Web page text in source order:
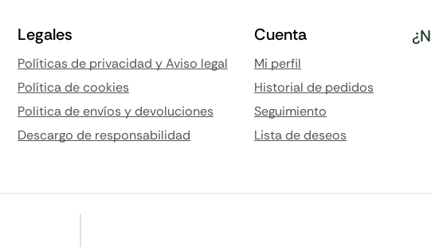
Legales
Políticas de privacidad y Aviso legal
Política de cookies
Politica de envíos y devoluciones
Descargo de responsabilidad
Cuenta
Mi perfil
Historial de pedidos
Seguimiento
Lista de deseos